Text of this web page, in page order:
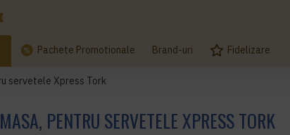
Pachete Promotionale Brand-uri Fidelizare
servetele Xpress Tork
PENTRU SERVETELE XPRESS TORK